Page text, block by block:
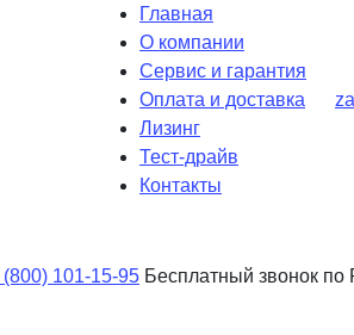
Главная
О компании
Сервис и гарантия
Оплата и доставка
Лизинг
Тест-драйв
Контакты
(800) 101-15-95 Бесплатный звонок по